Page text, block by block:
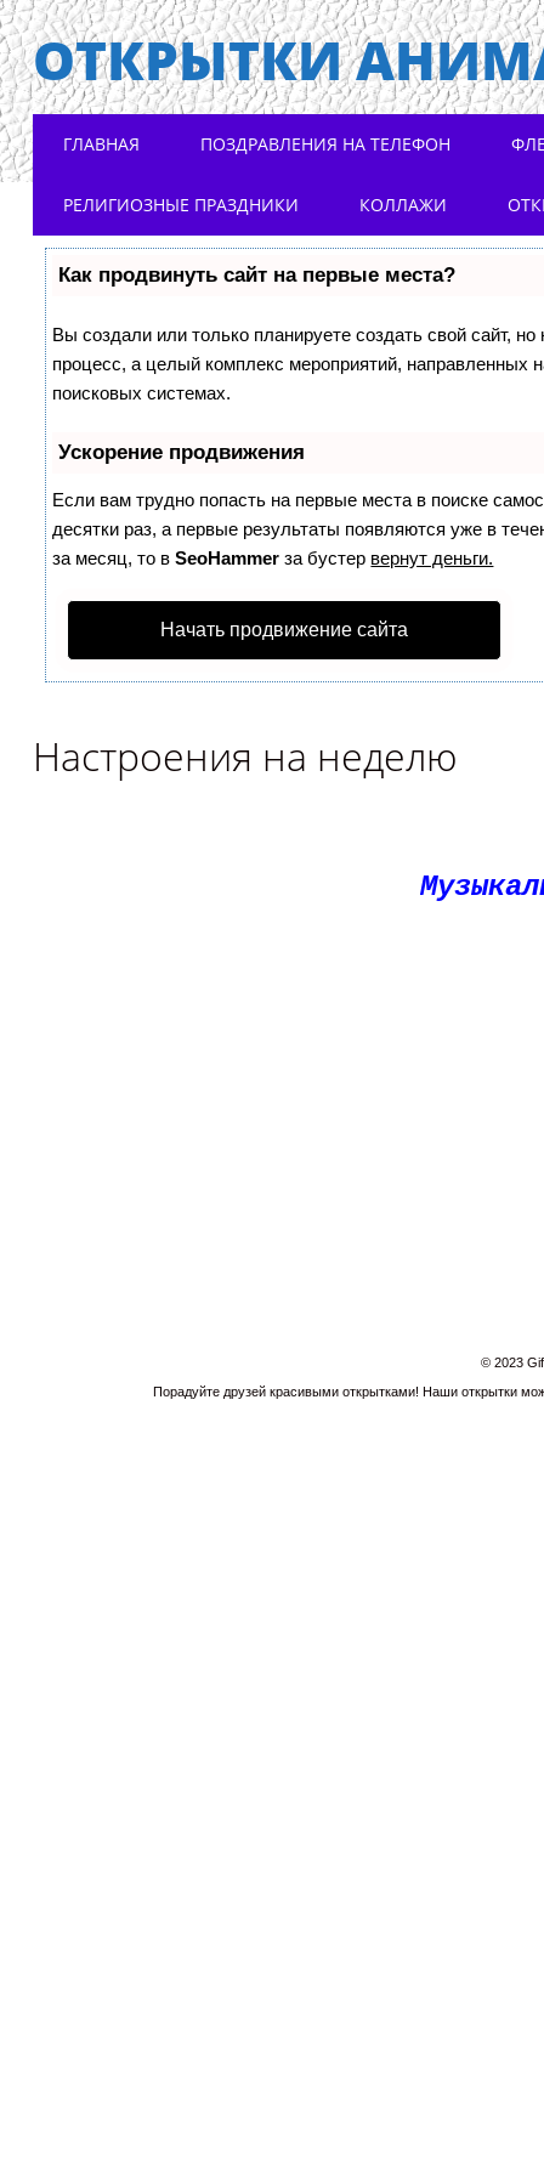
ОТКРЫТКИ
Main menu
ГЛАВНАЯ ПОЗДРАВЛЕНИЯ НА ТЕЛЕФОН
РЕЛИГИОЗНЫЕ ПРАЗДНИКИ КОЛЛАЖИ
Как продвинуть сайт на первые места?
Вы создали или только планируете создать свой сайт,
процесс, а целый комплекс мероприятий, направленных
поисковых системах.
Ускорение продвижения
Если вам трудно попасть на первые места в поиске
десятки раз, а первые результаты появляются уже в
за месяц, то вSeoHammer за бустер вернут деньги.
Начать продвижение сайта
Настроения на неделю
© 2023
Порадуйте друзей красивыми открытками! Наши открытки